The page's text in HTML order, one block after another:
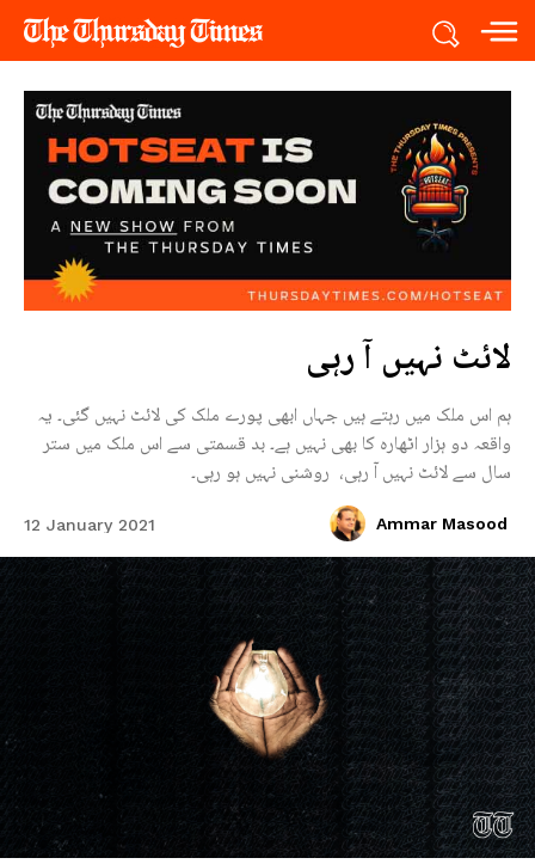
لائٹ نہیں آ رہی
ہم اس ملک میں رہتے ہیں جہاں ابھی پورے ملک کی لائٹ نہیں گئی۔ یہ
واقعہ دو ہزار اٹھارہ کا بھی نہیں ہے۔ بد قسمتی سے اس ملک میں ستر
سال سے لائٹ نہیں آ رہی، روشنی نہیں ہو رہی۔
Ammar Masood
12 January 2021